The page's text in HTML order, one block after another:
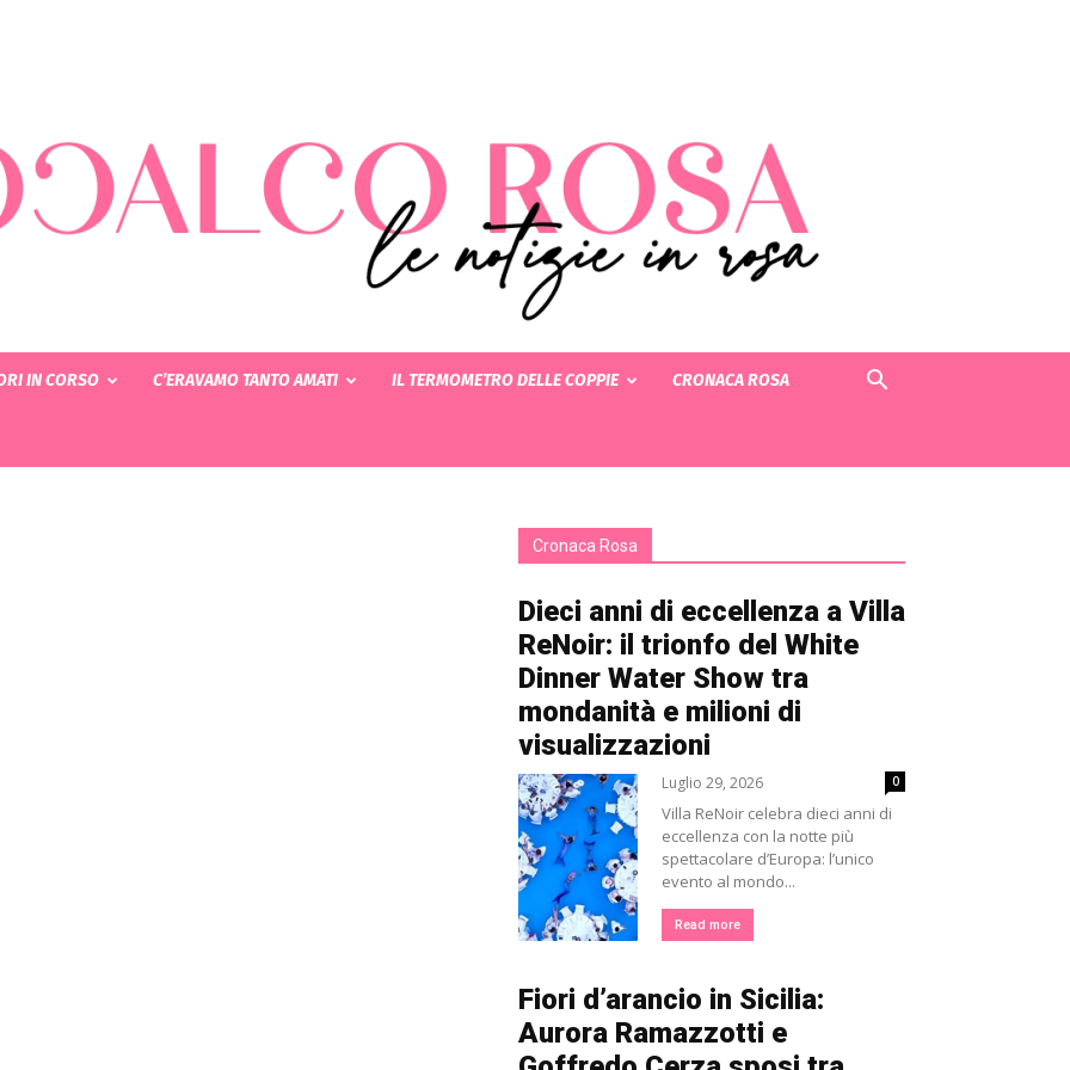
IN CORSO C’ERAVAMO TANTO AMATI IL TERMOMETRO DELLE COPPIE CRONACA ROSA
Cronaca Rosa
Dieci anni di eccellenza a Villa
ReNoir: il trionfo del White
Dinner Water Show tra
mondanità e milioni di
visualizzazioni
Luglio 29, 2026 0
Villa ReNoir celebra dieci anni di
eccellenza con la notte più
spettacolare d’Europa: l’unico
evento al mondo...
Read more
Fiori d’arancio in Sicilia:
Aurora Ramazzotti e